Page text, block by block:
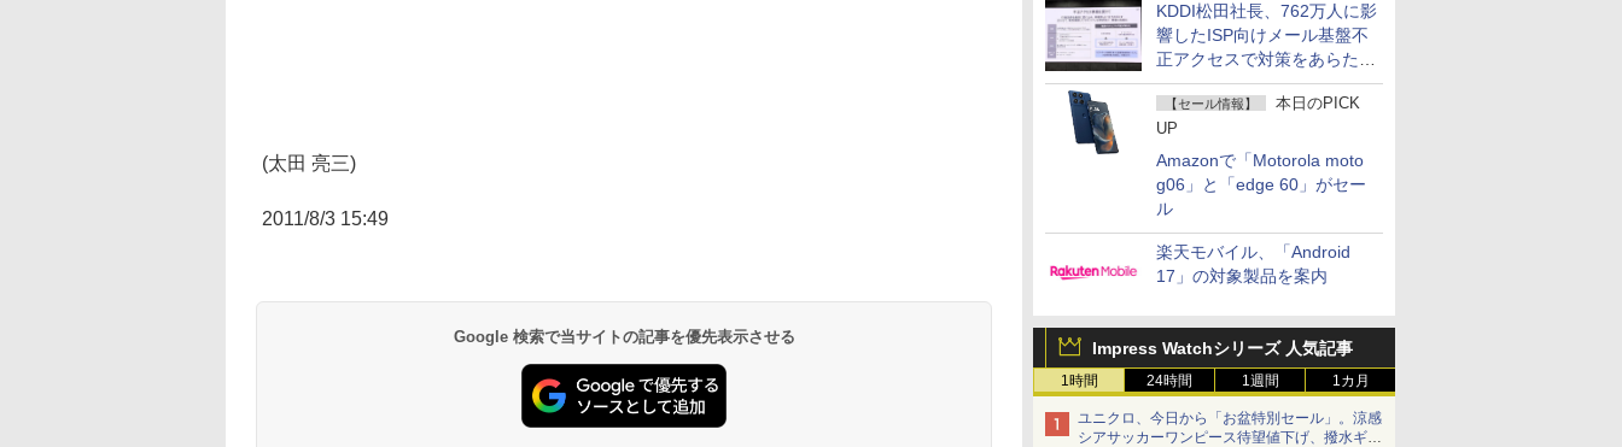
KDDI松田社長、762万人に影
響したISP向けメール基盤不
正アクセスで対策をあらため
て説明
【セール情報】
本日のPICK
UP
Amazonで「Motorola moto
g06」と「edge 60」がセー
ル
楽天モバイル、「Android
17」の対象製品を案内
Impress Watchシリーズ 人気記事
1時間 24時間 1週間 1カ月
ユニクロ、今日から「お盆特別セール」。涼感
シアサッカーワンピース待望値下げ、撥水ギア
(太田 亮三)
2011/8/3 15:49
Google 検索で当サイトの記事を優先表示させる